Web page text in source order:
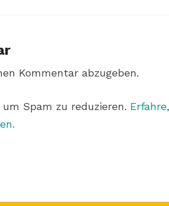
Kommentar abzugeben.
Spam zu reduzieren.